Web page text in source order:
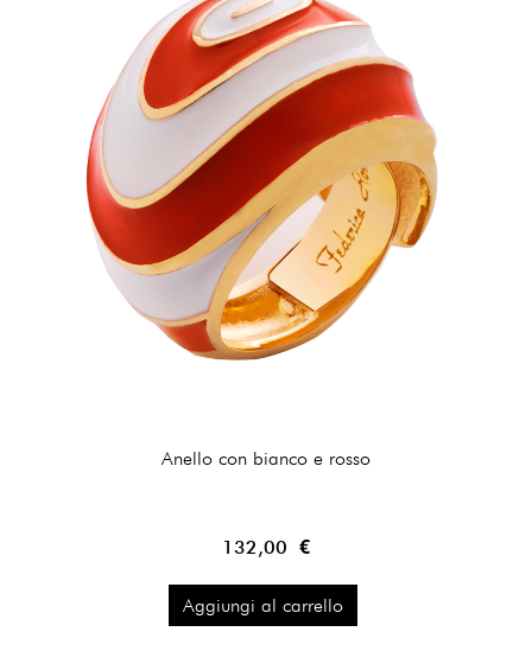
Anello con bianco e rosso
132,00 €
Aggiungi al carrello